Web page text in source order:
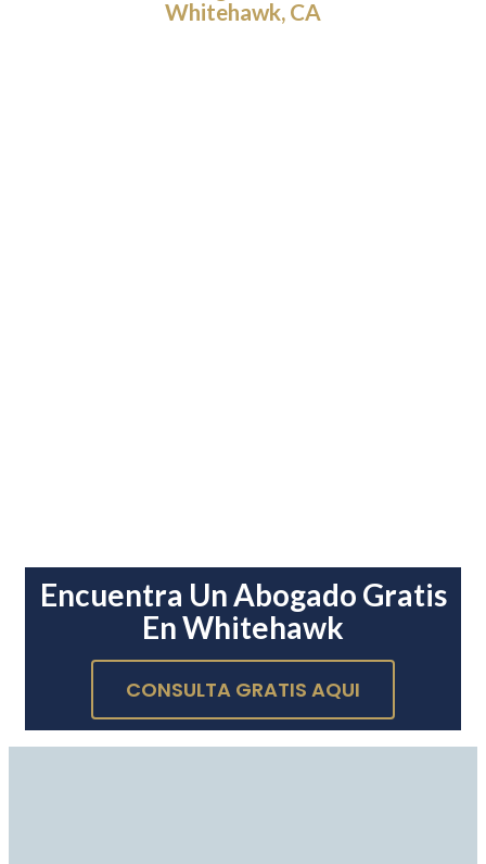
Whitehawk, CA
Encuentra Un Abogado Gratis
En Whitehawk
CONSULTA GRATIS AQUI